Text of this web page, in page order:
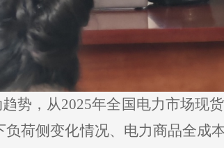
势，从2025年全国电力市场现
荷侧变化情况、电力商品全成